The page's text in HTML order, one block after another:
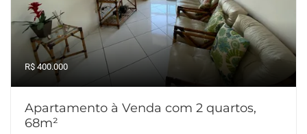
R$ 400.000
Apartamento à Venda com 2 quartos,
68m²